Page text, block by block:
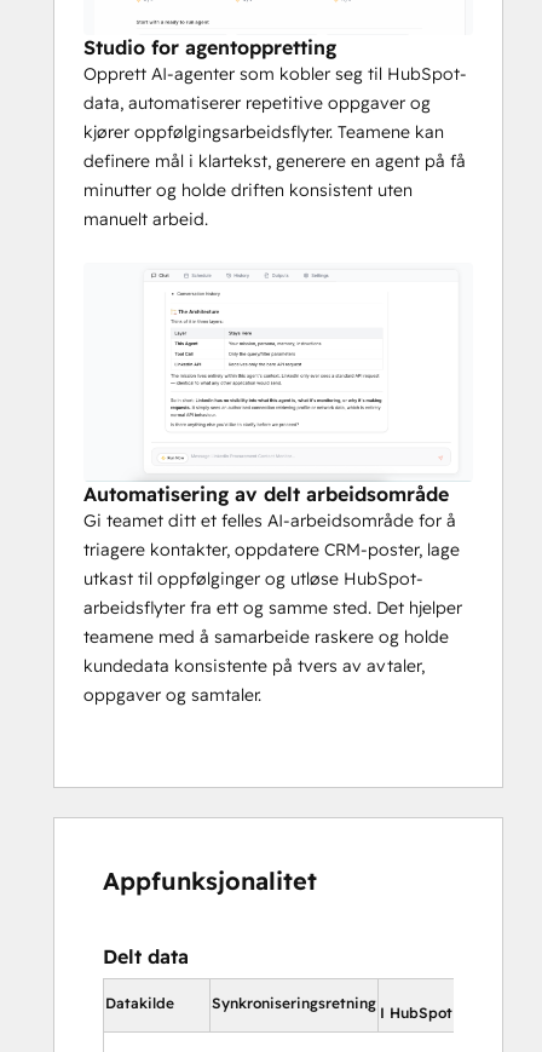
Ved å koble Kritmatta til HubSpot kan
brukerne forvandle manuelt, feilutsatt CRM-
arbeid til strukturerte, automatiserte
arbeidsflyter som forbedrer hastighet,
konsistens og datakvalitet.
Studio for agentoppretting
Opprett AI-agenter som kobler seg til HubSpot-
data, automatiserer repetitive oppgaver og
kjører oppfølgingsarbeidsflyter. Teamene kan
definere mål i klartekst, generere en agent på få
minutter og holde driften konsistent uten
manuelt arbeid.
Automatisering av delt arbeidsområde
Gi teamet ditt et felles AI-arbeidsområde for å
triagere kontakter, oppdatere CRM-poster, lage
utkast til oppfølginger og utløse HubSpot-
arbeidsflyter fra ett og samme sted. Det hjelper
teamene med å samarbeide raskere og holde
kundedata konsistente på tvers av avtaler,
oppgaver og samtaler.
Appfunksjonalitet
Delt data
Datakilde Synkroniseringsretning
I HubSpot